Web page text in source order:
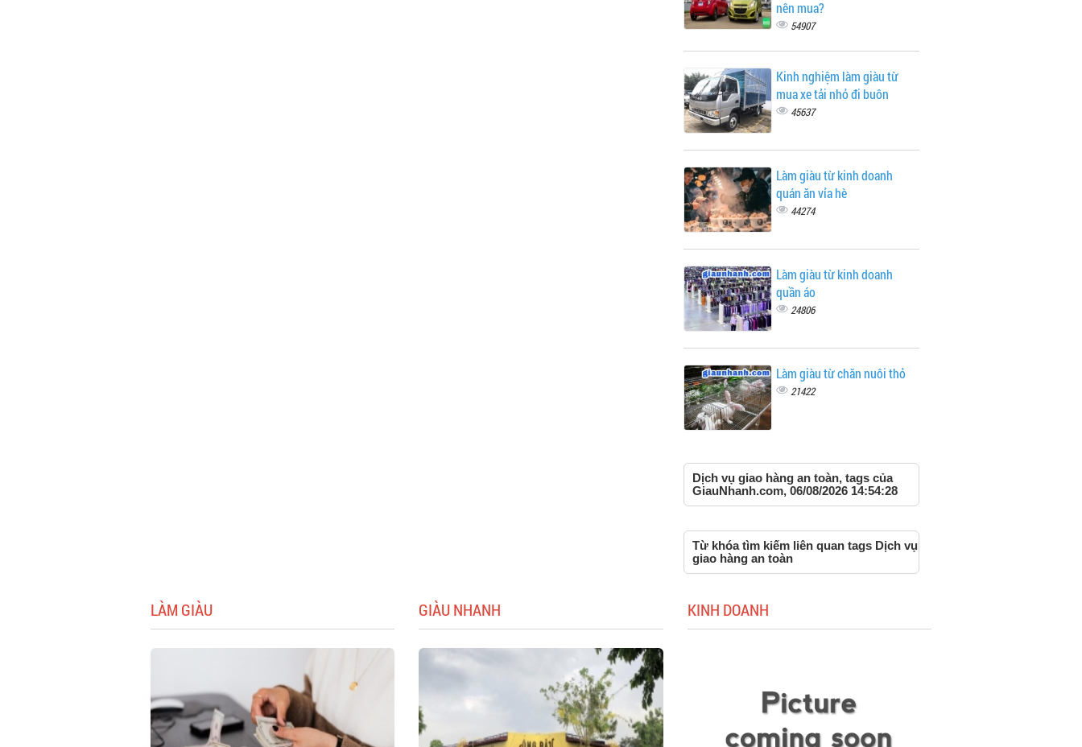
nên mua?
54907
Kinh nghiệm làm giàu từ
mua xe tải nhỏ đi buôn
45637
Làm giàu từ kinh doanh
quán ăn vỉa hè
44274
Làm giàu từ kinh doanh
quần áo
24806
Làm giàu từ chăn nuôi thỏ
21422
Dịch vụ giao hàng an toàn, tags của
GiauNhanh.com, 06/08/2026 14:54:28
Từ khóa tìm kiếm liên quan tags Dịch vụ
giao hàng an toàn
LÀM GIÀU GIÀU NHANH KINH DOANH